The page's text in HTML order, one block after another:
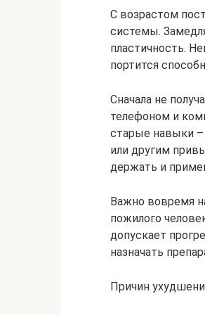
С возрастом
системы.
пластичность.
портится
Сначала не
телефоном и
старые навыки –
или другим
держать и
Важно вовремя
пожилого
допускает
назначать
Причин